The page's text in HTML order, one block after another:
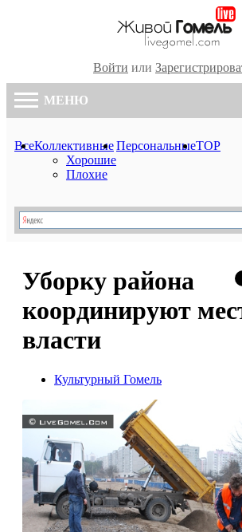
Войти или
МЕНЮ
ВсеКоллективные
Хорошие
Плохие
ПерсональныеTOP
Уборку района
координируют
власти
Культурный Гомель